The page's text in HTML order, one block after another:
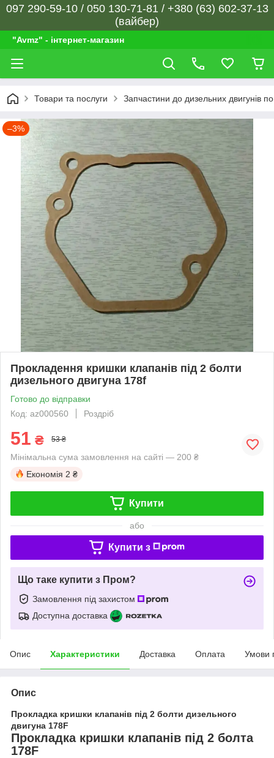
097 290-59-10 / 050 130-71-81 / +380 (63) 602-37-13
(вайбер)
"Avmz" - інтернет-магазин
Товари та послуги Запчастини до дизельних двигунів
–3%
Прокладення кришки клапанів під 2 болти
дизельного двигуна 178f
Готово до відправки
Код: az000560
Роздріб
51 ₴ 53 ₴
Мінімальна сума замовлення на сайті — 200 ₴
Економія 2 ₴
Купити
або
Купити з
Що таке купити з Пром?
Замовлення під захистом
Доступна доставка
Опис Характеристики Доставка Оплата Умови
Опис
Прокладка кришки клапанів під 2 болти дизельного
двигуна 178F
Прокладка кришки клапанів під 2 болта
178F